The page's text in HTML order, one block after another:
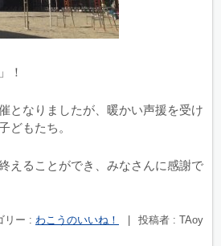
！
となりましたが、暖かい声援を受け
どもたち。
えることができ、みなさんに感謝で
リー : わこうのいいね！
投稿者 : TAoy